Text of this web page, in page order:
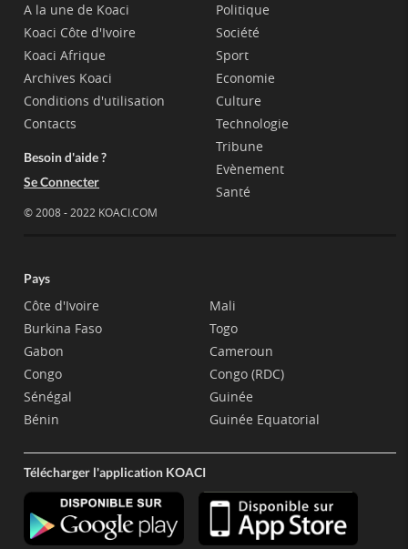
A la une de Koaci
Koaci Côte d'Ivoire
Koaci Afrique
Archives Koaci
Conditions d'utilisation
Contacts
Besoin d'aide ?
Se Connecter
© 2008 - 2022 KOACI.COM
Politique
Société
Sport
Economie
Culture
Technologie
Tribune
Evènement
Santé
Pays
Côte d'Ivoire
Burkina Faso
Gabon
Congo
Sénégal
Bénin
Mali
Togo
Cameroun
Congo (RDC)
Guinée
Guinée Equatorial
Télécharger l'application KOACI